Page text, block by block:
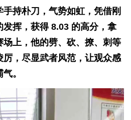
持朴刀，气势如虹，凭借刚
挥，获得 8.03 的高分，拿
上，他的劈、砍、撩、刺等
，尽显武者风范，让观众感
。